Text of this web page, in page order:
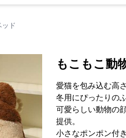
ド
もこもこ動
愛猫を包み込む高
冬用にぴったりの
可愛らしい動物の
提供。
小さなポンポン付